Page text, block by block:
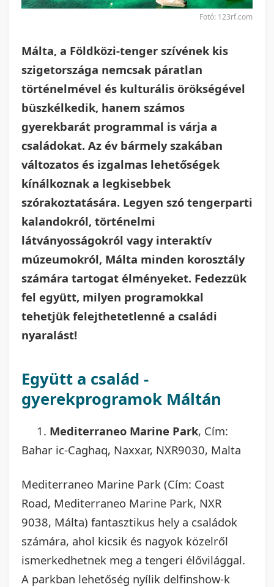
Fotó: 123rf.com
Málta, a Földközi-tenger szívének kis
szigetországa nemcsak páratlan
történelmével és kulturális örökségével
büszkélkedik, hanem számos
gyerekbarát programmal is várja a
családokat. Az év bármely szakában
változatos és izgalmas lehetőségek
kínálkoznak a legkisebbek
szórakoztatására. Legyen szó tengerparti
kalandokról, történelmi
látványosságokról vagy interaktív
múzeumokról, Málta minden korosztály
számára tartogat élményeket. Fedezzük
fel együtt, milyen programokkal
tehetjük felejthetetlenné a családi
nyaralást!
Együtt a család -
gyerekprogramok Máltán
1. Mediterraneo Marine Park, Cím:​
Bahar ic-Caghaq, Naxxar, NXR9030, Malta
Mediterraneo Marine Park (Cím: Coast
Road, Mediterraneo Marine Park, NXR
9038, Málta) fantasztikus hely a családok
számára, ahol kicsik és nagyok közelről
ismerkedhetnek meg a tengeri élővilággal.
A parkban lehetőség nyílik delfinshow-k